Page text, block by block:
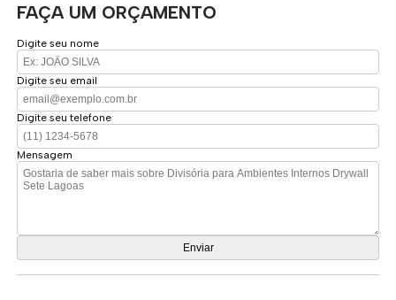
FAÇA UM ORÇAMENTO
Digite seu nome
Digite seu email
Digite seu telefone
Mensagem